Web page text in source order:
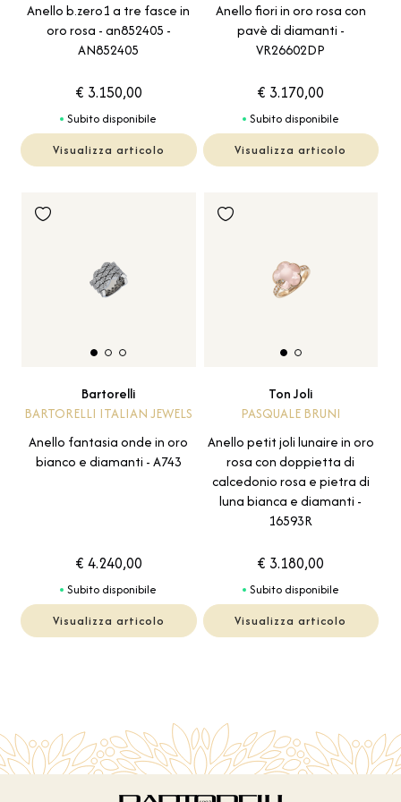
Anello b.zero1 a tre fasce in
oro rosa - an852405 -
AN852405
€ 3.150,00
Subito disponibile
Visualizza articolo
Anello fiori in oro rosa con
pavè di diamanti -
VR26602DP
€ 3.170,00
Subito disponibile
Visualizza articolo
Bartorelli
BARTORELLI ITALIAN JEWELS
Anello fantasia onde in oro
bianco e diamanti - A743
€ 4.240,00
Subito disponibile
Visualizza articolo
Ton Joli
PASQUALE BRUNI
Anello petit joli lunaire in oro
rosa con doppietta di
calcedonio rosa e pietra di
luna bianca e diamanti -
16593R
€ 3.180,00
Subito disponibile
Visualizza articolo